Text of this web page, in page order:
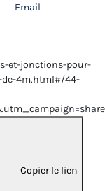
Email
et-jonctions-pour-
de-4m.html#/44-
Copier le lien